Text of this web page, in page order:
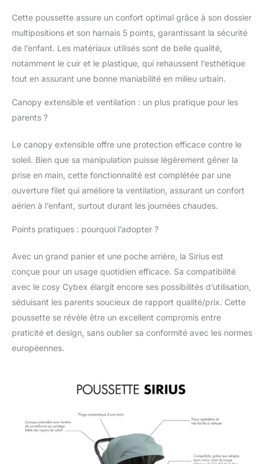
parfaite. CONFORT
MODULABLE : assise
inclinable jusqu’à la
position allongée,
repose-jambes
ajustable et revêtement
nettoyer. Harnais 5
PANIER DE
RANGEMENT :
emportez tout le
nécessaire pour bébé
COMPATIBILITÉ :
siège auto Orion de
Cloud T de Cybex
(adaptateurs inclus).
Cette poussette assure un confort optimal grâce à son dossier
multipositions et son harnais 5 points, garantissant la sécurité
de l’enfant. Les matériaux utilisés sont de belle qualité,
notamment le cuir et le plastique, qui rehaussent l’esthétique
tout en assurant une bonne maniabilité en milieu urbain.
Canopy extensible et ventilation : un plus pratique pour les
parents ?
Le canopy extensible offre une protection efficace contre le
soleil. Bien que sa manipulation puisse légèrement gêner la
prise en main, cette fonctionnalité est complétée par une
ouverture filet qui améliore la ventilation, assurant un confort
aérien à l’enfant, surtout durant les journées chaudes.
Points pratiques : pourquoi l’adopter ?
Avec un grand panier et une poche arrière, la Sirius est
conçue pour un usage quotidien efficace. Sa compatibilité
avec le cosy Cybex élargit encore ses possibilités d’utilisation,
séduisant les parents soucieux de rapport qualité/prix. Cette
poussette se révèle être un excellent compromis entre
praticité et design, sans oublier sa conformité avec les normes
européennes.